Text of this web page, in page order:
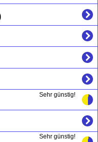
Sehr günstig!
Sehr günstig!